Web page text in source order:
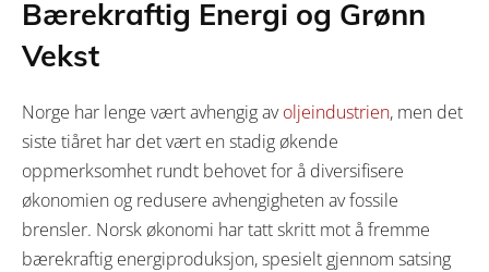
Bærekraftig Energi og Grønn
Vekst
Norge har lenge vært avhengig avoljeindustrien, men det
siste tiåret har det vært en stadig økende
oppmerksomhet rundt behovet for å diversifisere
økonomien og redusere avhengigheten av fossile
brensler. Norsk økonomi har tatt skritt mot å fremme
bærekraftig energiproduksjon, spesielt gjennom satsing